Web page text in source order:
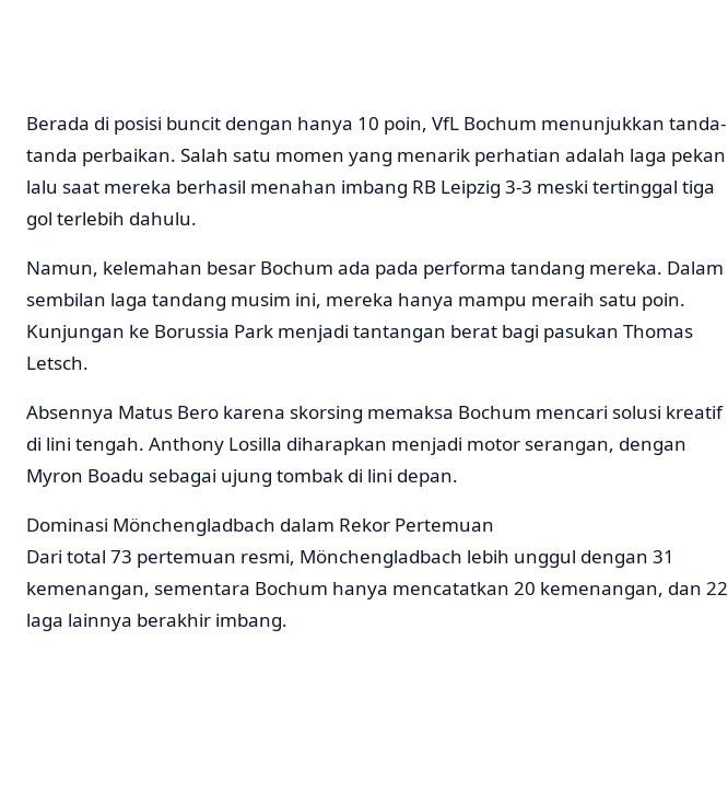
Berada di posisi buncit dengan hanya 10 poin, VfL Bochum menunjukkan tanda-
tanda perbaikan. Salah satu momen yang menarik perhatian adalah laga pekan
lalu saat mereka berhasil menahan imbang RB Leipzig 3-3 meski tertinggal tiga
gol terlebih dahulu.
Namun, kelemahan besar Bochum ada pada performa tandang mereka. Dalam
sembilan laga tandang musim ini, mereka hanya mampu meraih satu poin.
Kunjungan ke Borussia Park menjadi tantangan berat bagi pasukan Thomas
Letsch.
Absennya Matus Bero karena skorsing memaksa Bochum mencari solusi kreatif
di lini tengah. Anthony Losilla diharapkan menjadi motor serangan, dengan
Myron Boadu sebagai ujung tombak di lini depan.
Dominasi Mönchengladbach dalam Rekor Pertemuan
Dari total 73 pertemuan resmi, Mönchengladbach lebih unggul dengan 31
kemenangan, sementara Bochum hanya mencatatkan 20 kemenangan, dan 22
laga lainnya berakhir imbang.